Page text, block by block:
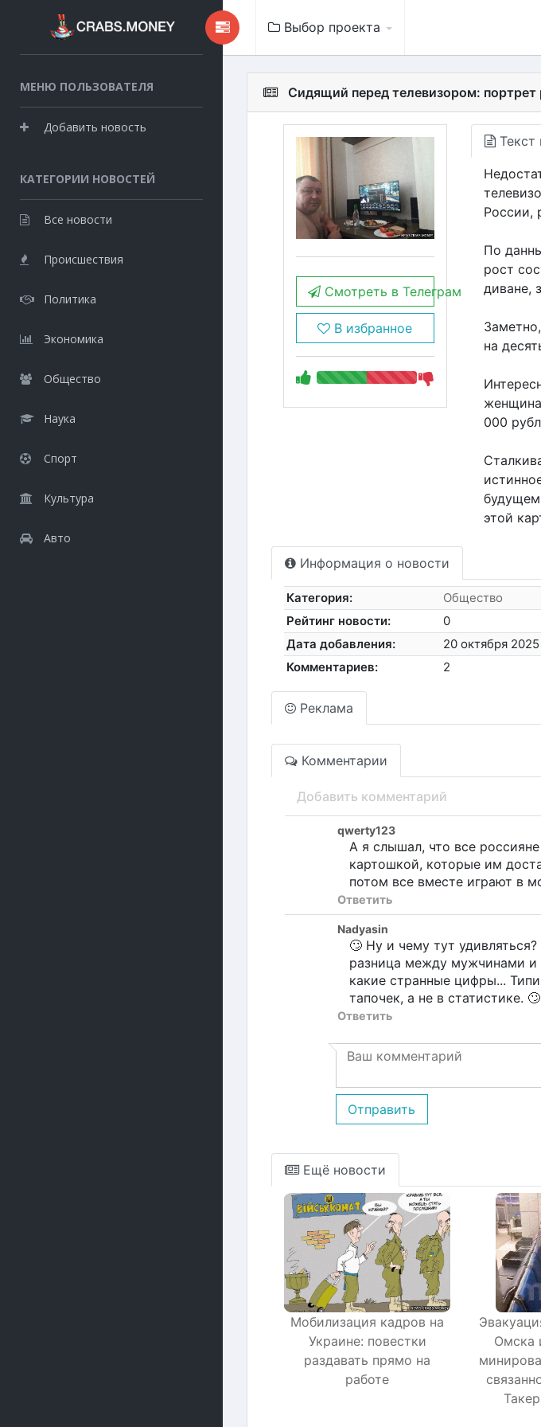
МЕНЮ ПОЛЬЗОВАТЕЛЯ
Добавить новость
КАТЕГОРИИ НОВОСТЕЙ
Все новости
Происшествия
Политика
Экономика
Общество
Наука
Спорт
Культура
Авто
Выбор проекта
Сидящий перед телевизором: портрет
Смотреть в Телеграм
В избранное
Текст
России,
По
рост
диване,
на
женщина
000
этой
Информация о новости
Категория:
Общество
Рейтинг новости:
0
Дата добавления:
20 октября
Комментариев:
2
Реклама
Комментарии
Добавить комментарий
qwerty123
А я слышал, что все
картошкой, которые им
потом все вместе играют в
Ответить
Nadyasin
🙄 Ну и чему тут
разница между мужчинами и
какие странные цифры...
тапочек, а не в статистике. 🙄
Ответить
Отправить
Ещё новости
Мобилизация кадров на
Украине: повестки
раздавать прямо на
работе
Омска